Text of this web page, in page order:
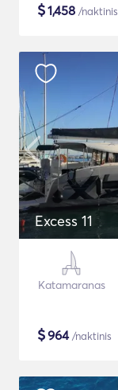
$1,458 /naktinis
Excess 11
Katamaranas
$964/naktinis